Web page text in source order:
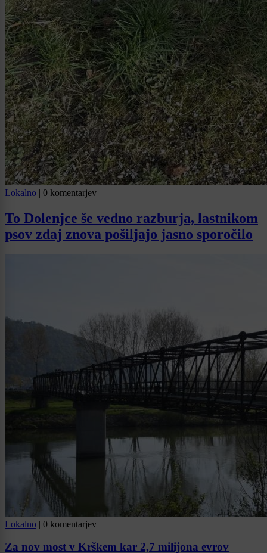
Lokalno | 0 komentarjev
To Dolenjce še vedno razburja, lastnikom
psov zdaj znova pošiljajo jasno sporočilo
Lokalno | 0 komentarjev
Za nov most v Krškem kar 2,7 milijona evrov